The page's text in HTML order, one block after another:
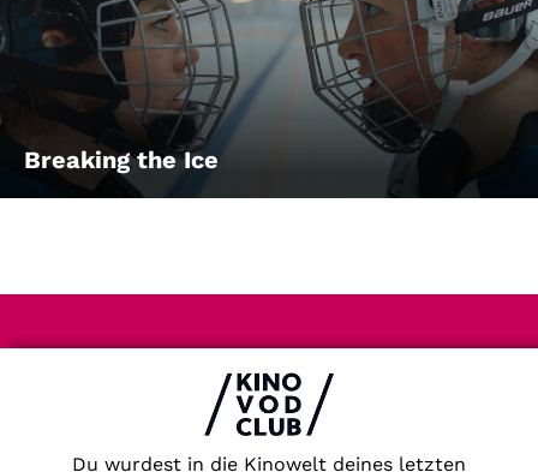
Du wurdest in die Kinowelt deines letzten
Breaking the Ice
AGB
Kontakt